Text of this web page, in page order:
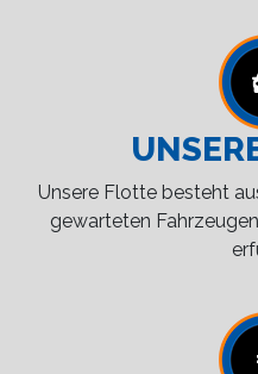
Unsere Flotte besteht
gewarteten